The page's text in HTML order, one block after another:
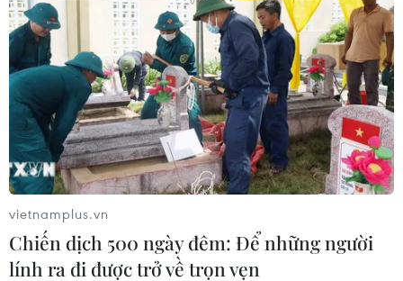
vietnamplus.vn
Chiến dịch 500 ngày đêm: Để những người
lính ra đi được trở về trọn vẹn